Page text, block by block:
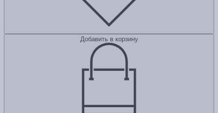
Добавить в корзину